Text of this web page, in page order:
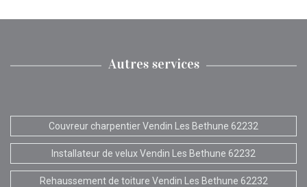
Autres services
Couvreur charpentier Vendin Les Bethune 62232
Installateur de velux Vendin Les Bethune 62232
Rehaussement de toiture Vendin Les Bethune 62232